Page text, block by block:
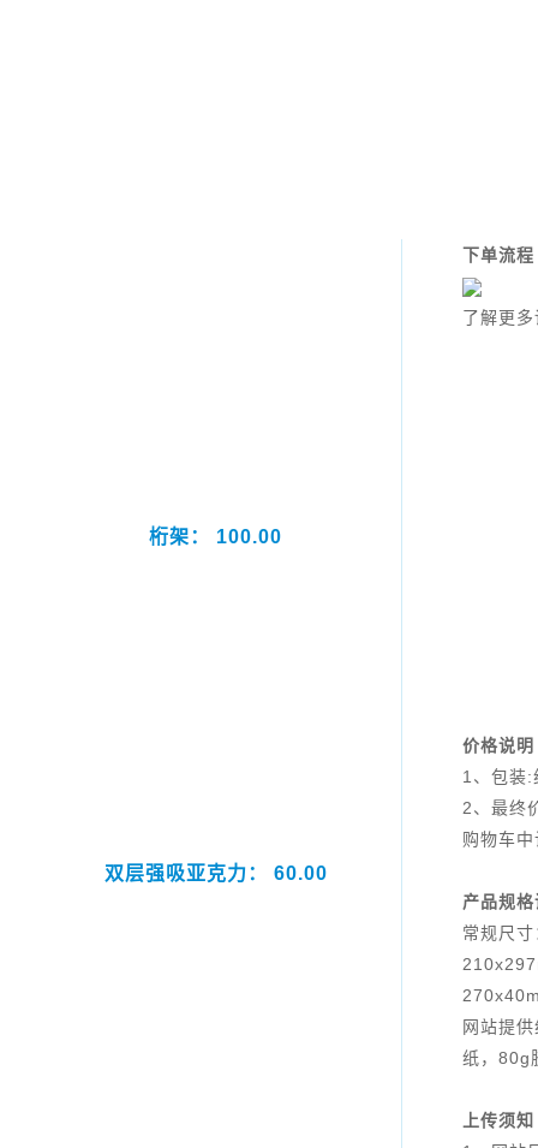
桁架： 100.00
双层强吸亚克力： 60.00
下单流程
了解更多
价格说明
1、包装
2、最终
购物车
产品规格
常规尺寸
网站提
纸，80g
上传须知